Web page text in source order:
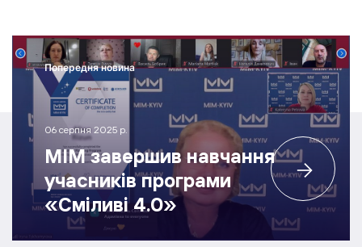
Попередня новина
06 серпня 2025 р.
МІМ завершив навчання
учасників програми
«Сміливі 4.0»